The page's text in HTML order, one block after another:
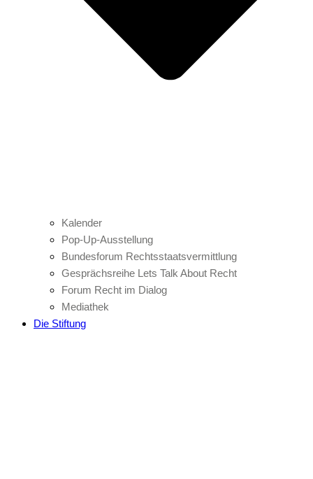
Kalender
Pop-Up-Ausstellung
Bundesforum Rechtsstaatsvermittlung
Gesprächsreihe Lets Talk About Recht
Forum Recht im Dialog
Mediathek
Die Stiftung